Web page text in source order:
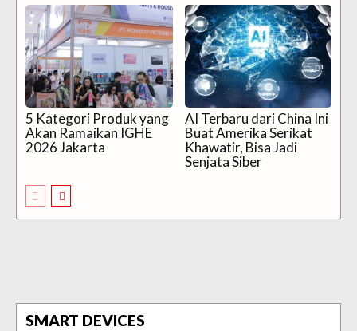
5 Kategori Produk yang
Akan Ramaikan IGHE
2026 Jakarta
AI Terbaru dari China Ini
Buat Amerika Serikat
Khawatir, Bisa Jadi
Senjata Siber
SMART DEVICES